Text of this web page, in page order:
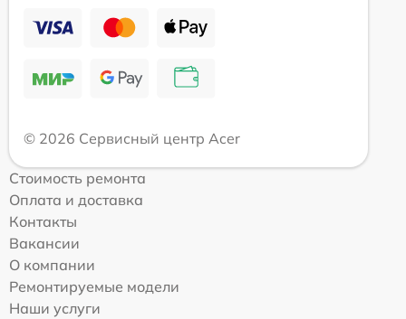
© 2026 Сервисный центр Acer
Стоимость ремонта
Оплата и доставка
Контакты
Вакансии
О компании
Ремонтируемые модели
Наши услуги